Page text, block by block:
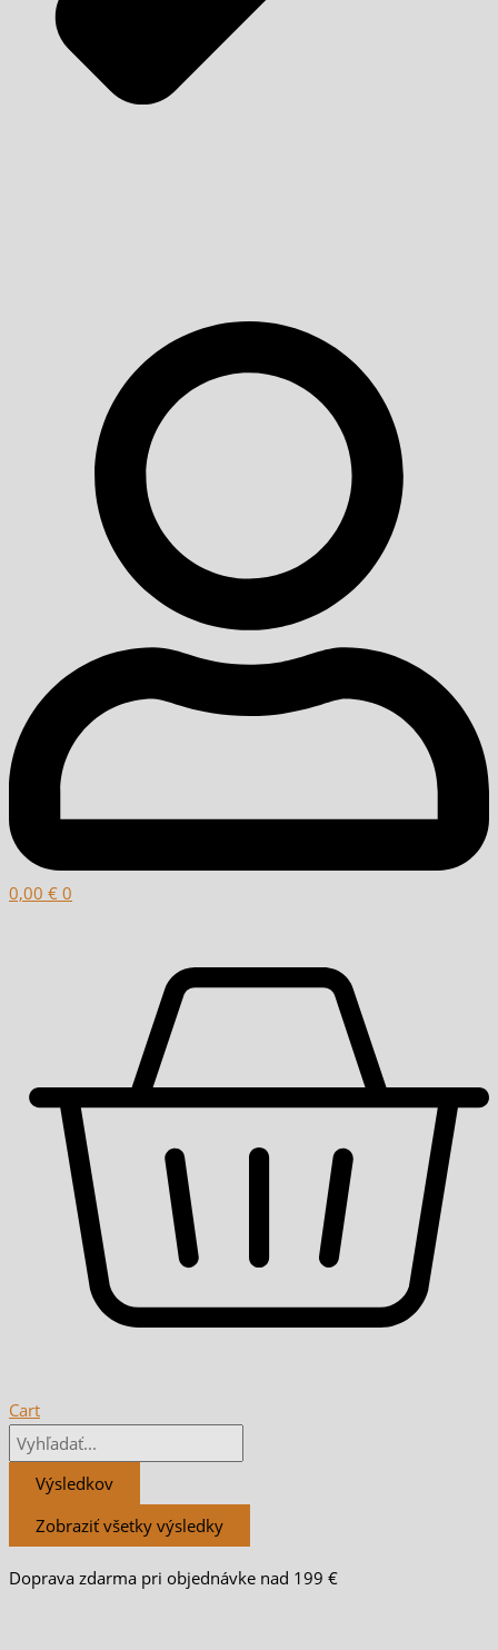
0,00 € 0
Cart
Výsledkov
Zobraziť všetky výsledky
Doprava zdarma pri objednávke nad 199 €